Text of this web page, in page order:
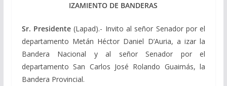
IZAMIENTO DE BANDERAS
Sr. Presidente (Lapad).- Invito al señor Senador por el
departamento Metán Héctor Daniel D’Auria, a izar la
Bandera Nacional y al señor Senador por el
departamento San Carlos José Rolando Guaimás, la
Bandera Provincial.